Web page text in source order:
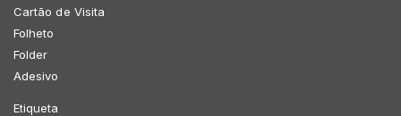
Cartão de Visita
Folheto
Folder
Adesivo
Etiqueta